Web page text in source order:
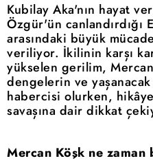
Kubilay Aka'nın hayat
Özgür'ün canlandırdığı
arasındaki büyük
veriliyor. İkilinin karşı
yükselen gerilim,
dengelerin ve yaşanacak
habercisi olurken,
savaşına dair dikkat
Mercan Köşk ne zaman